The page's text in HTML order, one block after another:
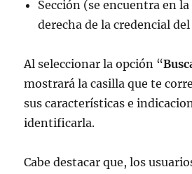
Sección (se encuentra en
derecha de la credencial
Al seleccionar la opción “
mostrará la casilla que te
sus características e
identificarla.
Cabe destacar que, los